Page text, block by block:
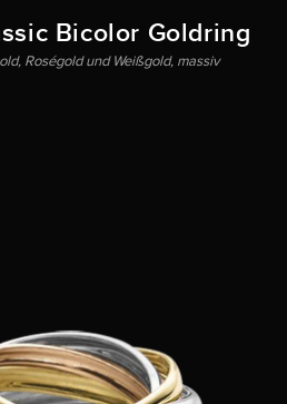
Bicolor Goldring
Roségold und Weißgold, massiv